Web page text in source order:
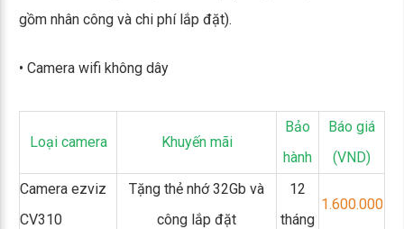
gồm nhân công và chi phí lắp đặt).
• Camera wifi không dây
Loại camera Khuyến mãi
Bảo
hành
Báo giá
(VND)
Camera ezviz
CV310
Tặng thẻ nhớ 32Gb và
công lắp đặt
12
tháng
1.600.000